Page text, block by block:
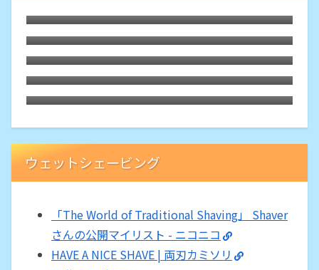
久しぶり入手の両刃カミソリ「YAQI Ghost
70SP」は我的決定版な高効率性
Gillette公式によるセンサーエクセル互換
カミソリの製品化は自らの「ジレット商
法」からの脱却
格安Shavetteをウェッジ刃用研ぎ器として
入手
意外な逸品「Whityle 22T-H Glide PRO
5.0」は替刃2枚で二枚刃のカミソリホルダ
ー
ウェットシェービング
「The World of Traditional Shaving」 Shaver
さんの公開マイリスト - ニコニコ
HAVE A NICE SHAVE | 両刃カミソリ